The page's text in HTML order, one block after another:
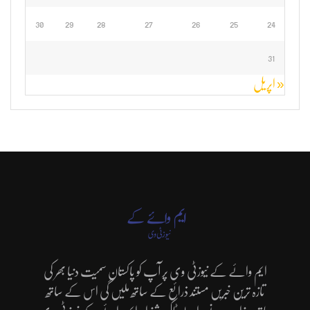
24
25
26
27
28
29
30
31
« اپریل
ایم وائے کے نیوزٹی وی پر آپ کو پاکستان سمیت دنیا بھر کی
تازہ ترین خبریں مستند ذرائع کے ساتھ ملیں گی اس کے ساتھ